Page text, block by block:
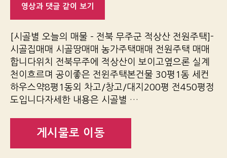
영상과 댓글 같이 보기
[시골별 오늘의 매물 – 전북 무주군 적상산 전원주택]-
시골집매매 시골땅매매 농가주택매매 전원주택 매매
합니다위치 전북무주에 적상산이 보이고옆으론 실계
천이흐르며 공이좋은 전윈주택본건물 30평1동 세컨
하우스약8평1동외 차고/창고/대지200평 전450평정
도입니다자세한 내용은 시골별 …
게시물로 이동